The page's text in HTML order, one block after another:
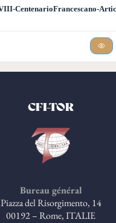
CentenarioFrancescano-
CFI-TOR
Bureau général
Piazza del Risorgimento, 14
00192 – Rome, ITALIE